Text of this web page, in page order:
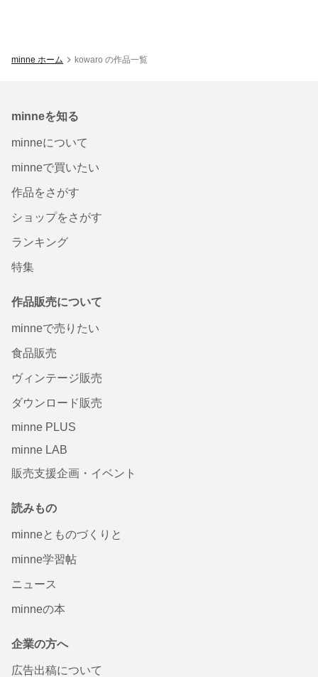
minne ホーム kowaro の作品一覧
minneを知る
minneについて
minneで買いたい
作品をさがす
ショップをさがす
ランキング
特集
作品販売について
minneで売りたい
食品販売
ヴィンテージ販売
ダウンロード販売
minne PLUS
minne LAB
販売支援企画・イベント
読みもの
minneとものづくりと
minne学習帖
ニュース
minneの本
企業の方へ
広告出稿について